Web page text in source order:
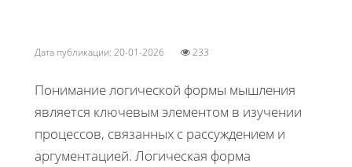
Дата публикации: 20-01-2026 233
Понимание логической формы мышления
является ключевым элементом в изучении
процессов, связанных с рассуждением и
аргументацией. Логическая форма